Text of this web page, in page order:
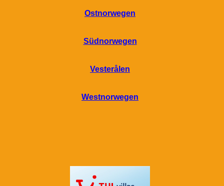
Ostnorwegen
Südnorwegen
Vesterålen
Westnorwegen